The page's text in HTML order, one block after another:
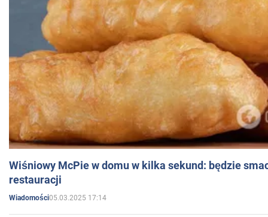
Wiśniowy McPie w domu w kilka sekund: będzie
restauracji
Wiadomości05.03.2025 17:14